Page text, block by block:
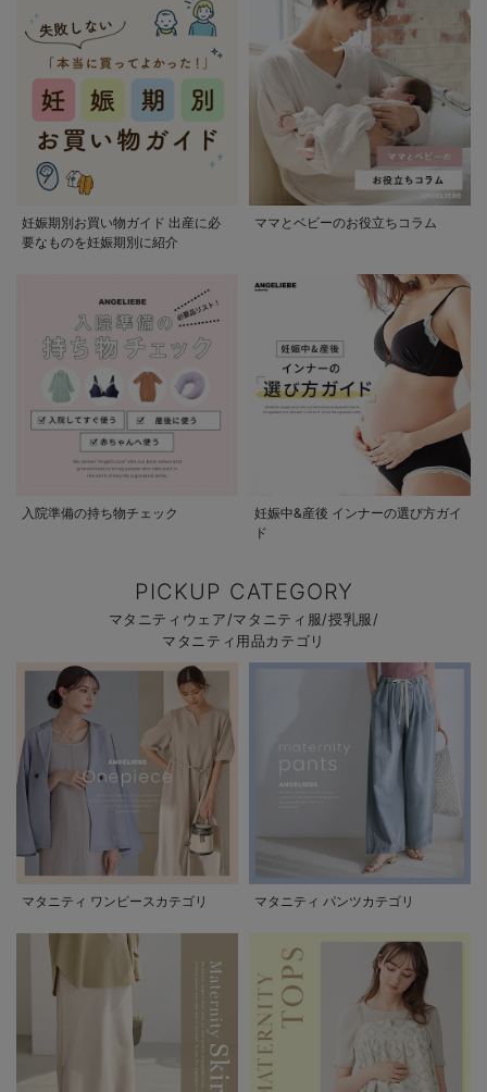
妊娠期別お買い物ガイド 出産に必
要なものを妊娠期別に紹介
ママとベビーのお役立ちコラム
入院準備の持ち物チェック
妊娠中&産後 インナーの選び方ガイ
ド
PICKUP CATEGORY
マタニティウェア/マタニティ服/授乳服/
マタニティ用品カテゴリ
マタニティ ワンピースカテゴリ マタニティ パンツカテゴリ